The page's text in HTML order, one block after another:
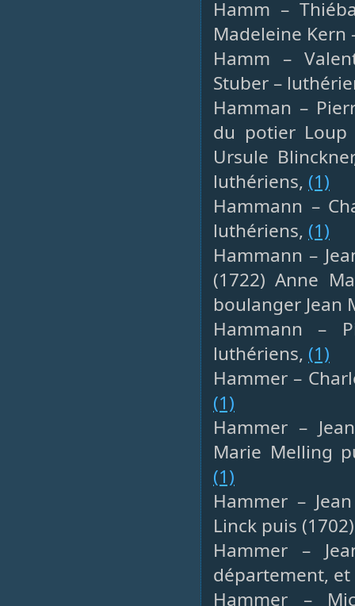
Hamm –
Madeleine
Hamm –
Stuber –
Hamman –
du potier Loup
Ursule
luthériens, (1)
Hammann –
luthériens, (1)
Hammann –
(1722) Anne
boulanger Jean
Hammann –
luthériens, (1)
Hammer –
(1)
Hammer –
Marie Melling
(1)
Hammer –
Linck puis
Hammer –
département, et
Hammer –